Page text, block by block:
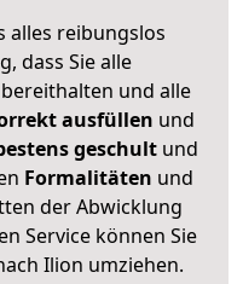
alles reibungslos
dass Sie alle
und alle
ausfüllen und
geschult und
Formalitäten und
der Abwicklung
Service können Sie
Ilion umziehen.